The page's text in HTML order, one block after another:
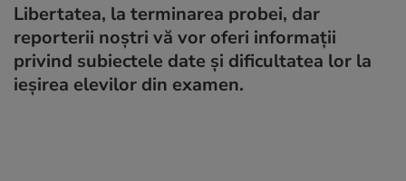
Libertatea, la terminarea probei, dar
reporterii noștri vă vor oferi informații
privind subiectele date și dificultatea lor la
ieșirea elevilor din examen.